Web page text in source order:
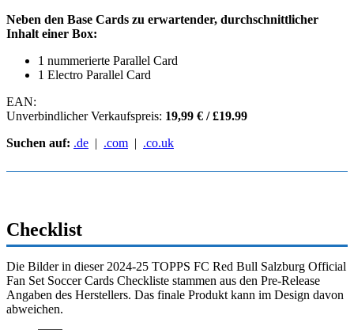
Neben den Base Cards zu erwartender, durchschnittlicher
Inhalt einer Box:
1 nummerierte Parallel Card
1 Electro Parallel Card
EAN:
Unverbindlicher Verkaufspreis: 19,99 € / £19.99
Suchen auf: .de | .com | .co.uk
Checklist
Die Bilder in dieser 2024-25 TOPPS FC Red Bull Salzburg Official
Fan Set Soccer Cards Checkliste stammen aus den Pre-Release
Angaben des Herstellers. Das finale Produkt kann im Design davon
abweichen.